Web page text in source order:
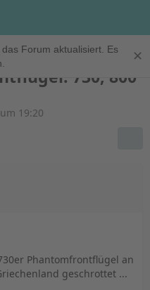
Forum aktualisiert. Es
✕
730, 800
19:20
Phantomfrontflügel an
geschrottet ...